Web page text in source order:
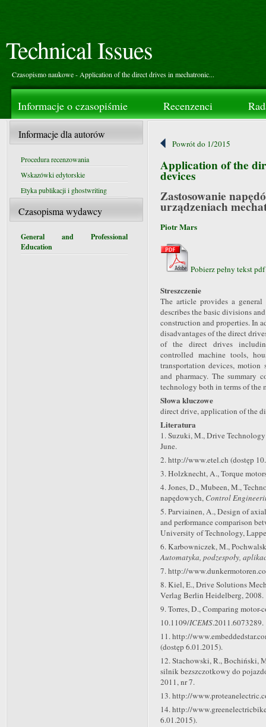
Technical Issues
Czasopismo naukowe - Application of the direct drives in mechatronic...
Informacje o czasopiśmie Recenzenci
Informacje dla autorów
Procedura recenzowania
Wskazówki edytorskie
Etyka publikacji i ghostwriting
Czasopisma wydawcy
General and Professional
Education
Powrót do 1/2015
Application of the
devices
Zastosowanie
urządzeniach
Piotr Mars
Pobierz pełny tekst pdf
Streszczenie
The article provides a
describes the basic divisions
construction and properties. In
disadvantages of the direct
of the direct drives
controlled machine tools,
transportation devices,
and pharmacy. The summary
technology both in terms of the
Słowa kluczowe
direct drive, application of the
Literatura
1. Suzuki, M., Drive
June.
2. http://www.etel.ch (dostęp
3. Holzknecht, A., Torque
4. Jones, D., Mubeen, M.,
napędowych, Control
5. Parviainen, A., Design of
and performance comparison
University of Technology,
6. Karbowniczek, M.,
Automatyka, podzespoły,
7. http://
8. Kiel, E., Drive Solutions
Verlag Berlin Heidelberg, 2008.
9. Torres, D., Comparing
10.1109/ICEMS.2011.6073289.
11. http://
(dostęp 6.01.2015).
12. Stachowski, R., Bochiński,
silnik bezszczotkowy do
2011, nr 7.
13. http://
14. http://
6.01.2015).